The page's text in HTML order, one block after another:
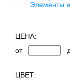
Элементы
ЦЕНА:
от
ЦВЕТ: